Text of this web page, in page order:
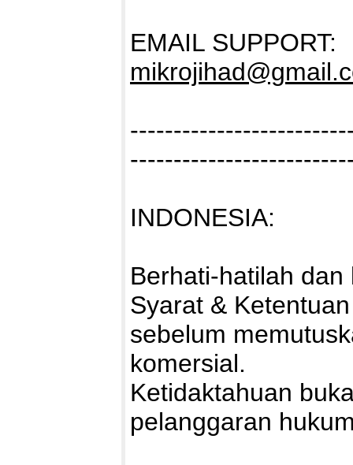
EMAIL SUPPORT:
INDONESIA:
Berhati-hatilah
Syarat &
sebelum
komersial.
Ketidaktahuan
pelanggaran